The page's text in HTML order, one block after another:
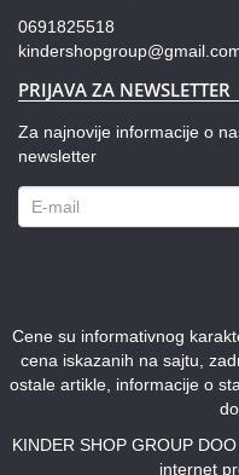
0691825518
PRIJAVA ZA NEWSLETTER
Za najnovije informacije o
newsletter
Cene su informativnog
cena iskazanih na sajtu,
ostale artikle, informacije o
KINDER SHOP GROUP
internet